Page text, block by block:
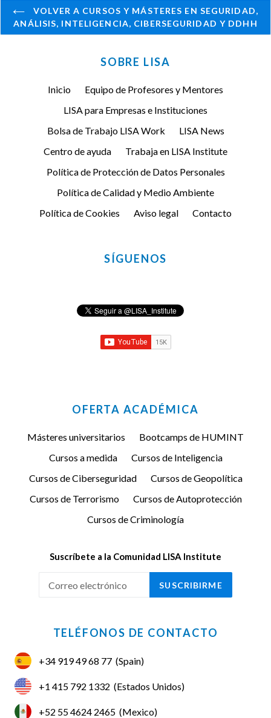
VOLVER A CURSOS Y MÁSTERES EN SEGURIDAD,
ANÁLISIS, INTELIGENCIA, CIBERSEGURIDAD Y DDHH
SOBRE LISA
Inicio
Equipo de Profesores y Mentores
LISA para Empresas e Instituciones
Bolsa de Trabajo LISA Work
LISA News
Centro de ayuda
Trabaja en LISA Institute
Política de Protección de Datos Personales
Política de Calidad y Medio Ambiente
Política de Cookies
Aviso legal Contacto
SÍGUENOS
OFERTA ACADÉMICA
Másteres universitarios
Bootcamps de HUMINT
Cursos a medida
Cursos de Inteligencia
Cursos de Ciberseguridad
Cursos de Geopolítica
Cursos de Terrorismo
Cursos de Autoprotección
Cursos de Criminología
Suscríbete a la Comunidad LISA Institute
SUSCRIBIRME
TELÉFONOS DE CONTACTO
+34 919 49 68 77 (Spain)
+1 415 792 1332 (Estados Unidos)
+52 55 4624 2465 (Mexico)